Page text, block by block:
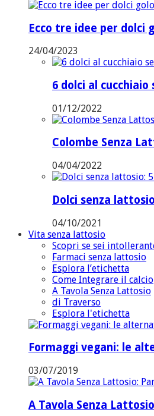
Ecco tre idee per dolci
24/04/2023
6 dolci al
01/12/2022
Colombe Senza
04/04/2022
Dolci senza
04/10/2021
Vita senza lattosio
Scopri se sei
Farmaci senza lattosio
Esplora l’etichetta
Come Integrare il calcio
A Tavola Senza Lattosio
di Traverso
Esplora l'etichetta
Formaggi vegani: le
03/07/2019
A Tavola Senza